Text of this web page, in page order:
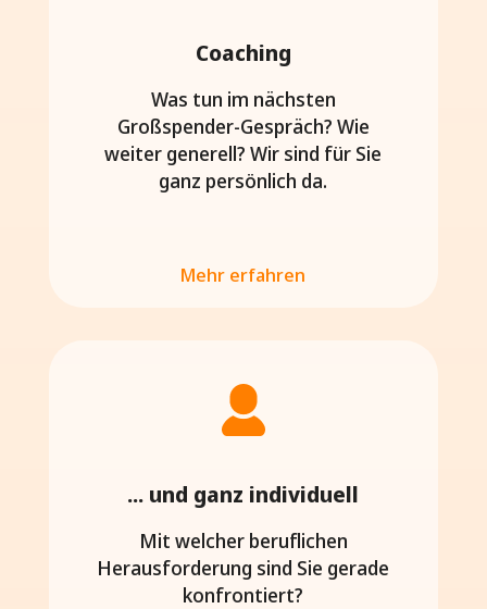
Coaching
Was tun im nächsten
Großspender-Gespräch? Wie
weiter generell? Wir sind für Sie
ganz persönlich da.
... und ganz individuell
Mit welcher beruflichen
Herausforderung sind Sie gerade
konfrontiert?